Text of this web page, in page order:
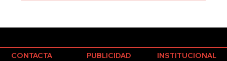
CONTACTA PUBLICIDAD INSTITUCIONAL